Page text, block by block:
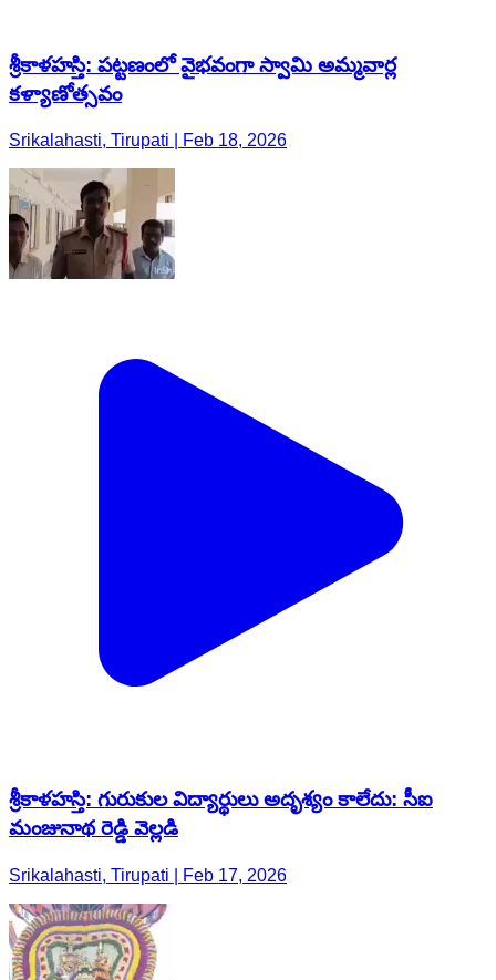
శ్రీకాళహస్తి: పట్టణంలో వైభవంగా స్వామి అమ్మవార్ల
కళ్యాణోత్సవం
Srikalahasti, Tirupati | Feb 18, 2026
శ్రీకాళహస్తి: గురుకుల విద్యార్థులు అదృశ్యం కాలేదు: సీఐ
మంజునాథ రెడ్డి వెల్లడి
Srikalahasti, Tirupati | Feb 17, 2026